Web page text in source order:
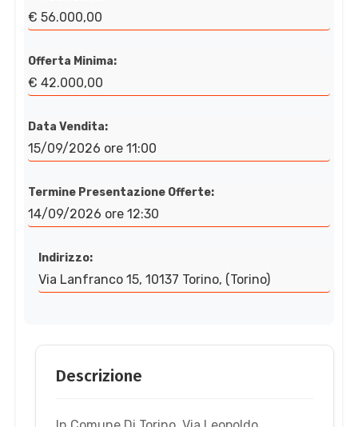
€ 56.000,00
Offerta Minima:
€ 42.000,00
Data Vendita:
15/09/2026 ore 11:00
Termine Presentazione Offerte:
14/09/2026 ore 12:30
Indirizzo:
Via Lanfranco 15, 10137 Torino, (Torino)
Descrizione